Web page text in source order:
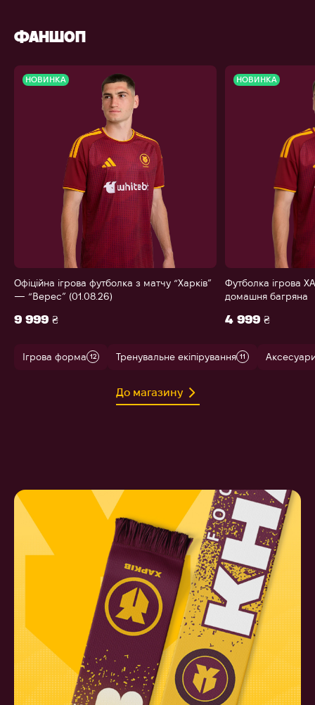
ФАНШОП
НОВИНКА
Офіційна ігрова футболка з матчу “Харків”
— “Верес” (01.08.26)
9 999 ₴
НОВИНКА
Футболка ігрова
домашня багряна
4 999 ₴
Ігрова форма 12 Тренувальне екіпірування 11
До магазину